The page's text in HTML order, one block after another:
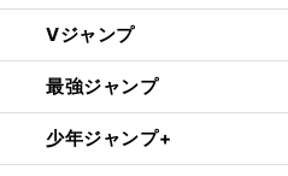
Vジャンプ
最強ジャンプ
少年ジャンプ+